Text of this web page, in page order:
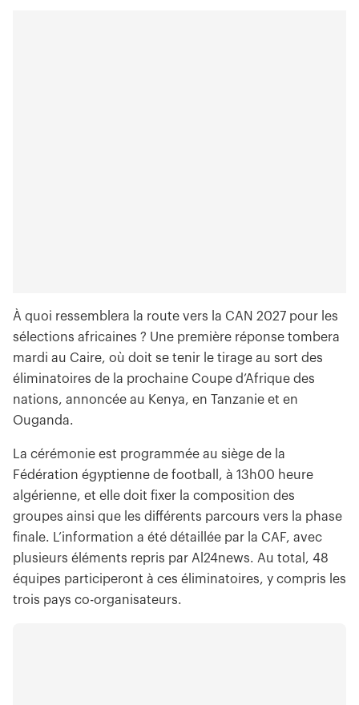
À quoi ressemblera la route vers la CAN 2027 pour les
sélections africaines ? Une première réponse tombera
mardi au Caire, où doit se tenir le tirage au sort des
éliminatoires de la prochaine Coupe d’Afrique des
nations, annoncée au Kenya, en Tanzanie et en
Ouganda.
La cérémonie est programmée au siège de la
Fédération égyptienne de football, à 13h00 heure
algérienne, et elle doit fixer la composition des
groupes ainsi que les différents parcours vers la phase
finale. L’information a été détaillée par la CAF, avec
plusieurs éléments repris par Al24news. Au total, 48
équipes participeront à ces éliminatoires, y compris les
trois pays co-organisateurs.